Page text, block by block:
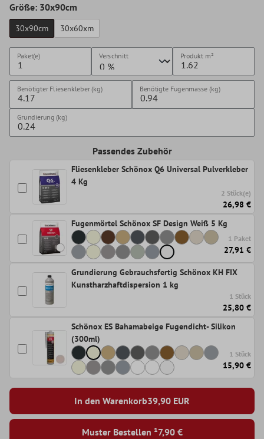
Größe: 30x90cm
30x90cm 30x60xm
Paket(e) Verschnitt Produkt m²
Benötigter Fliesenkleber (kg) Benötigte Fugenmasse (kg)
Grundierung (kg)
Passendes Zubehör
Fliesenkleber Schönox Q6 Universal Pulverkleber
4 Kg
2 Stück(e)
26,98 €
Fugenmörtel Schönox SF Design Weiß 5 Kg
1 Paket
27,91 €
Grundierung Gebrauchsfertig Schönox KH FIX
Kunstharzhaftdispersion 1 kg
1 Stück
25,80 €
Schönox ES Bahamabeige Fugendicht- Silikon
(300ml)
1 Stück
15,90 €
In den Warenkorb39,90 EUR
Muster Bestellen ¹7,90 €